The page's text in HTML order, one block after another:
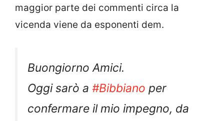
maggior parte dei commenti circa la
vicenda viene da esponenti dem.
Buongiorno Amici.
Oggi sarò a #Bibbiano per
confermare il mio impegno, da